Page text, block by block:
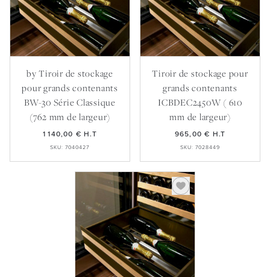
by Tiroir de stockage
pour grands contenants
BW-30 Série Classique
(762 mm de largeur)
1 140,00 €H.T
SKU: 7040427
Tiroir de stockage pour
grands contenants
ICBDEC2450W ( 610
mm de largeur)
965,00 € H.T
SKU: 7028449